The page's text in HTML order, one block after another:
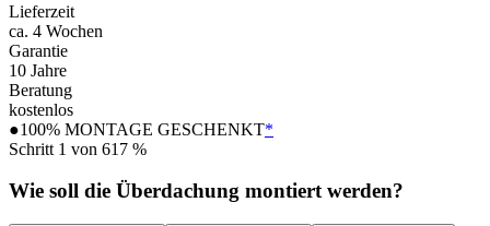
Lieferzeit
ca. 4 Wochen
Garantie
10 Jahre
Beratung
kostenlos
●100% MONTAGE GESCHENKT*
Schritt 1 von 617 %
Wie soll die Überdachung montiert werden?